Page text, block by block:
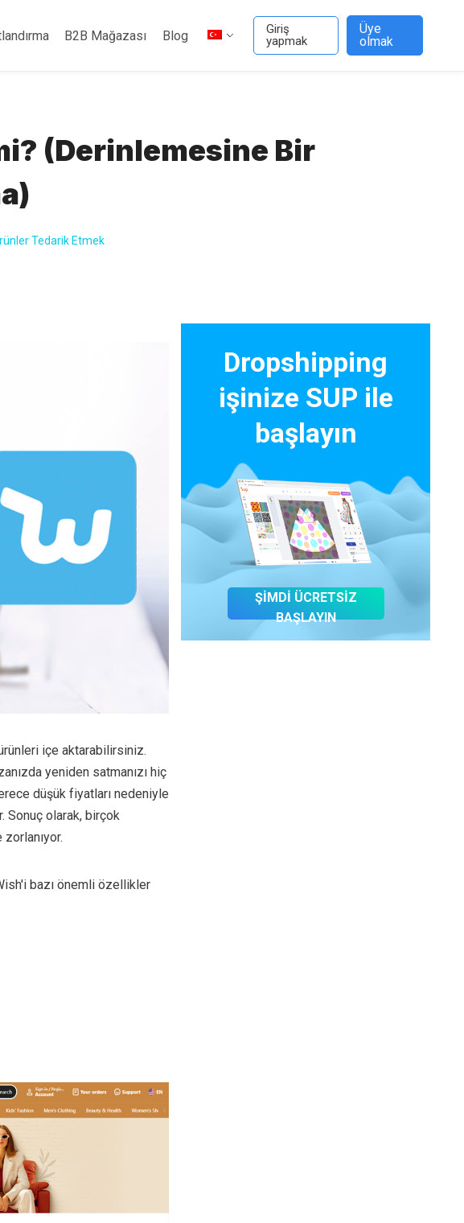
B2B Mağazası Blog
Giriş
yapmak
Üye
olmak
(Derinlemesine Bir
Tedarik Etmek
içe aktarabilirsiniz.
yeniden satmanızı hiç
düşük fiyatları nedeniyle
Sonuç olarak, birçok
bazı önemli özellikler
Dropshipping
işinize SUP ile
başlayın
ŞİMDİ ÜCRETSİZ
BAŞLAYIN